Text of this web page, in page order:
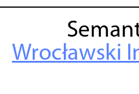
Wrocławski